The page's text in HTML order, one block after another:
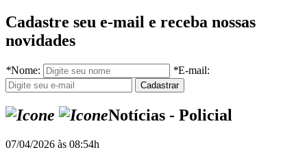
Cadastre seu e-mail e receba nossas
novidades
*Nome: *E-mail:
Notícias - Policial
07/04/2026 às 08:54h